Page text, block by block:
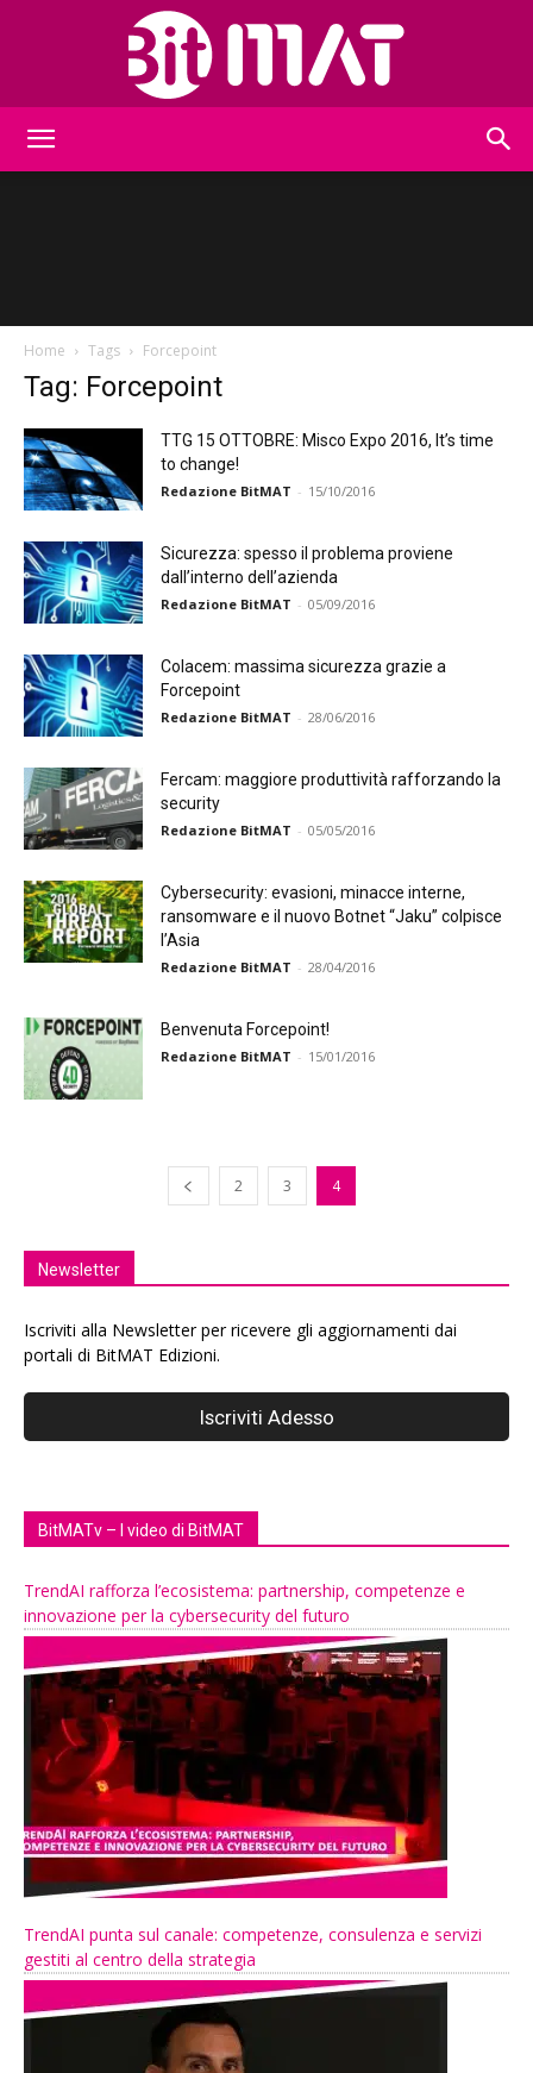
Home Tags Forcepoint
Tag: Forcepoint
TTG 15 OTTOBRE: Misco Expo 2016, It’s time
to change!
Redazione BitMAT - 15/10/2016
Sicurezza: spesso il problema proviene
dall’interno dell’azienda
Redazione BitMAT - 05/09/2016
Colacem: massima sicurezza grazie a
Forcepoint
Redazione BitMAT - 28/06/2016
Fercam: maggiore produttività rafforzando la
security
Redazione BitMAT - 05/05/2016
Cybersecurity: evasioni, minacce interne,
ransomware e il nuovo Botnet “Jaku” colpisce
l’Asia
Redazione BitMAT - 28/04/2016
Benvenuta Forcepoint!
Redazione BitMAT - 15/01/2016
2 3 4
Newsletter
Iscriviti alla Newsletter per ricevere gli aggiornamenti dai
portali di BitMAT Edizioni.
BitMATv – I video di BitMAT
TrendAI rafforza l’ecosistema: partnership, competenze e
innovazione per la cybersecurity del futuro
TrendAI punta sul canale: competenze, consulenza e servizi
gestiti al centro della strategia